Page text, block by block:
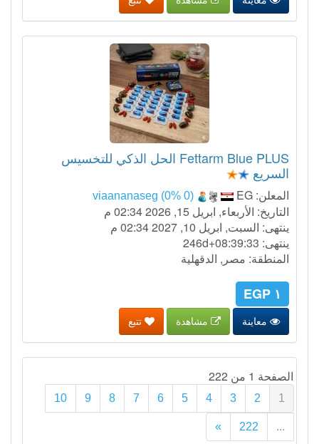
Fettarm Blue PLUS الحل الذكي للتخسيس
السريع
المعلن: viaananaseg (0% 0)
EG
التاريخ: الأربعاء, ابريل 15, 2026 02:34 م
ينتهى: السبت, ابريل 10, 2027 02:34 م
ينتهى: 246d+08:39:32
المنطقة: مصر, الدقهلية
١ EGP
معاينة مشاهدة تتبع
الصفحة 1 من 222
1
2
3
4
5
6
7
8
9
10
...
222
»